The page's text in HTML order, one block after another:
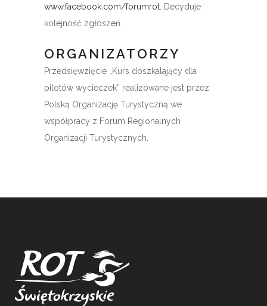
www.facebook.com/forumrot . Decyduje
kolejność zgłoszeń.
ORGANIZATORZY
Przedsięwzięcie „Kurs doszkalający dla
pilotów wycieczek” realizowane jest przez
Polską Organizację Turystyczną we
współpracy z Forum Regionalnych
Organizacji Turystycznych.